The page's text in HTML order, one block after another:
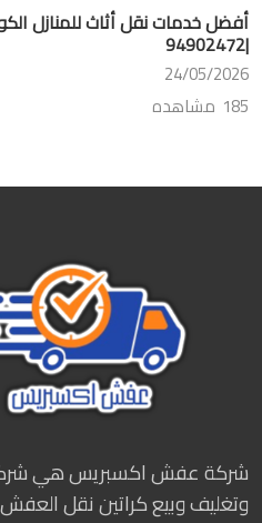
أفضل خدمات نقل أثاث للمنازل
|94902472
24/05/2026
185 مشاهده
شركة عفش اكسبريس هي
وتغليف وبيع كراتين نقل